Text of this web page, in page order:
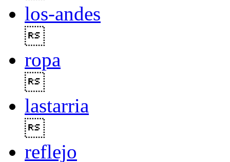
los-andes
ropa
lastarria
reflejo